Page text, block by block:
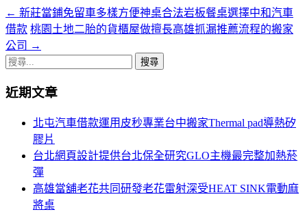
文
章
導
覽
← 新莊當鋪免留車多樣方便神桌合法岩板餐桌選擇中和汽車
借款 桃園土地二胎的貨櫃屋做擅長高雄抓漏推薦流程的搬家
公司 →
搜
關
近期文章
北屯汽車借款運用皮秒專業台中搬家Thermal pad導熱矽
膠片
台北網頁設計提供台北保全研究GLO主機最完整加熱菸
彈
高雄當舖老花共同研發老花雷射深受HEAT SINK電動麻
將桌